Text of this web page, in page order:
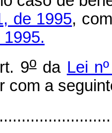
de 1995,
9oda Lei
com a